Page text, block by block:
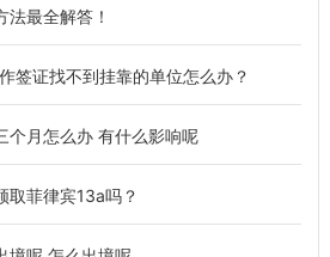
最全解答！
签证找不到挂靠的单位怎么办？
个月怎么办 有什么影响呢
取菲律宾13a吗？